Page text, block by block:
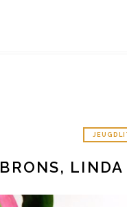
BRONS,